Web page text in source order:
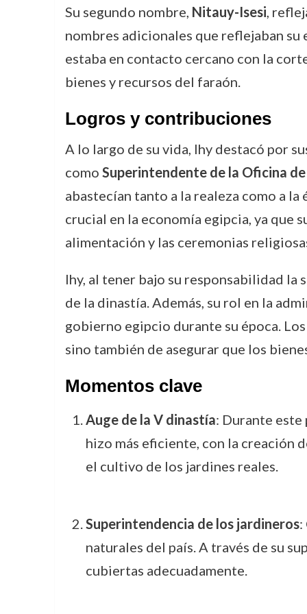
Su segundo nombre, Nitauy-Isesi,
nombres adicionales que reflejaban
estaba en contacto cercano con la
bienes y recursos del faraón.
Logros y contribuciones
A lo largo de su vida, Ihy destacó por
como Superintendente de la Oficina
abastecían tanto a la realeza como a
crucial en la economía egipcia, ya que
alimentación y las ceremonias
Ihy, al tener bajo su responsabilidad
de la dinastía. Además, su rol en la
gobierno egipcio durante su época.
sino también de asegurar que los
Momentos clave
Auge de la V dinastía: Durante
hizo más eficiente, con la creación
el cultivo de los jardines reales.
Superintendencia de los jardineros:
naturales del país. A través de su
cubiertas adecuadamente.